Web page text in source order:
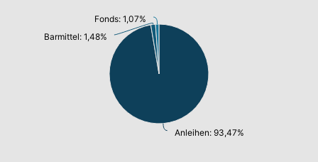
Anleihen: 93,47%
Barmittel: 1,48%
Fonds: 1,07%